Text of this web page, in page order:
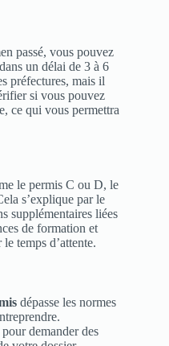
passé, vous pouvez
un délai de 3 à 6
préfectures, mais il
si vous pouvez
ce qui vous permettra
le permis C ou D, le
s’explique par le
supplémentaires liées
de formation et
temps d’attente.
dépasse les normes
demander des